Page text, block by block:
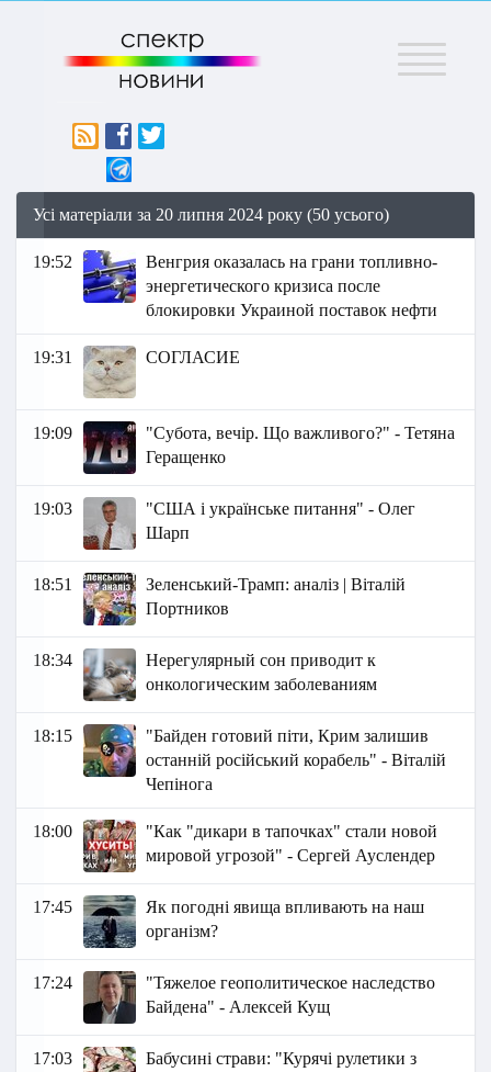
Меню
Усі матеріали за 20 липня 2024 року (50 усього)
19:52
Венгрия оказалась на грани топливно-
энергетического кризиса после
блокировки Украиной поставок нефти
19:31 СОГЛАСИЕ
19:09
"Субота, вечір. Що важливого?" - Тетяна
Геращенко
19:03
"США і українське питання" - Олег
Шарп
18:51
Зеленський-Трамп: аналіз | Віталій
Портников
18:34
Нерегулярный сон приводит к
онкологическим заболеваниям
18:15
"Байден готовий піти, Крим залишив
останній російський корабель" - Віталій
Чепінога
18:00
"Как "дикаpи в тапочках" стали новой
мировой угрозой" - Сергей Ауслендер
17:45
Як погодні явища впливають на наш
організм?
17:24
"Тяжелое геополитическое наследство
Байдена" - Алексей Кущ
17:03
Бабусині страви: "Курячі рулетики з